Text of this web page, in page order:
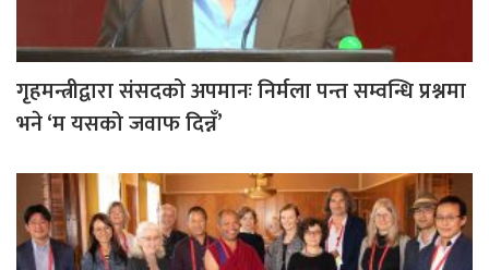
गृहमन्त्रीद्वारा संसदको अपमानः निर्मला पन्त सम्वन्धि प्रश्नमा
भने ‘म यसको जवाफ दिन्नँ’